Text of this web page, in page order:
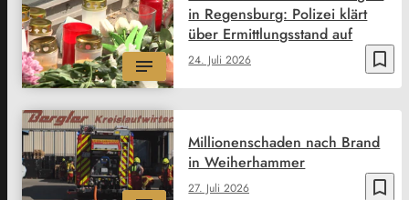
bookmark_border
24. Juli 2026
in Regensburg: Polizei klärt
über Ermittlungsstand auf
bookmark_border
27. Juli 2026
Millionenschaden nach Brand
in Weiherhammer